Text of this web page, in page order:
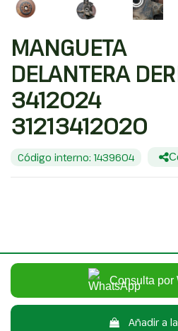
MANGUETA
DELANTERA
3412024
31213412020
Código interno: 1439604
Consulta por
Añadir a